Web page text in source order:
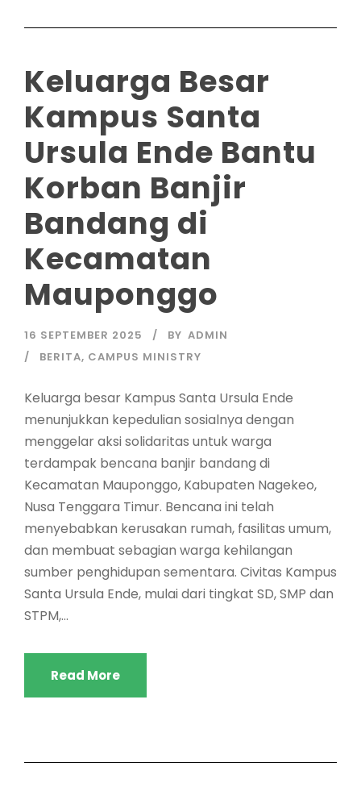
Keluarga Besar
Kampus Santa
Ursula Ende Bantu
Korban Banjir
Bandang di
Kecamatan
Mauponggo
16 SEPTEMBER 2025 BY ADMIN
BERITA, CAMPUS MINISTRY
Keluarga besar Kampus Santa Ursula Ende
menunjukkan kepedulian sosialnya dengan
menggelar aksi solidaritas untuk warga
terdampak bencana banjir bandang di
Kecamatan Mauponggo, Kabupaten Nagekeo,
Nusa Tenggara Timur. Bencana ini telah
menyebabkan kerusakan rumah, fasilitas umum,
dan membuat sebagian warga kehilangan
sumber penghidupan sementara. Civitas Kampus
Santa Ursula Ende, mulai dari tingkat SD, SMP dan
STPM,...
Read More